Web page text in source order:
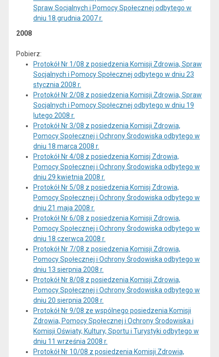
Spraw Socjalnych i Pomocy Społecznej odbytego w
dniu 18 grudnia 2007 r.
2008
Pobierz:
Protokół Nr 1/08 z posiedzenia Komisji Zdrowia, Spraw
Socjalnych i Pomocy Społecznej odbytego w dniu 23
stycznia 2008 r.
Protokół Nr 2/08 z posiedzenia Komisji Zdrowia, Spraw
Socjalnych i Pomocy Społecznej odbytego w dniu 19
lutego 2008 r.
Protokół Nr 3/08 z posiedzenia Komisji Zdrowia,
Pomocy Społecznej i Ochrony Środowiska odbytego w
dniu 18 marca 2008 r.
Protokół Nr 4/08 z posiedzenia Komisj Zdrowia,
Pomocy Społecznej i Ochrony Środowiska odbytego w
dniu 29 kwietnia 2008 r.
Protokół Nr 5/08 z posiedzenia Komisj Zdrowia,
Pomocy Społecznej i Ochrony Środowiska odbytego w
dniu 21 maja 2008 r.
Protokół Nr 6/08 z posiedzenia Komisji Zdrowia,
Pomocy Społecznej i Ochrony Środowiska odbytego w
dniu 18 czerwca 2008 r.
Protokół Nr 7/08 z posiedzenia Komisji Zdrowia,
Pomocy Społecznej i Ochrony Środowiska odbytego w
dniu 13 sierpnia 2008 r.
Protokół Nr 8/08 z posiedzenia Komisji Zdrowia,
Pomocy Społecznej i Ochrony Środowiska odbytego w
dniu 20 sierpnia 2008 r.
Protokół Nr 9/08 ze wspólnego posiedzenia Komisji
Zdrowia, Pomocy Społecznej i Ochrony Środowiska i
Komisji Oświaty, Kultury, Sportu i Turystyki odbytego w
dniu 11 września 2008 r.
Protokół Nr 10/08 z posiedzenia Komisji Zdrowia,